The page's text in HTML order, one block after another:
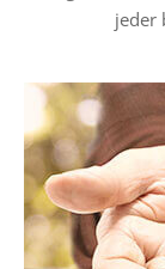
jeder